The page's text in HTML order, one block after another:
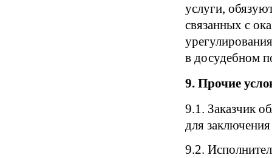
услуги,
связанных с
в досудебном
9. Прочие
9.1. Заказчик
для
9.2.